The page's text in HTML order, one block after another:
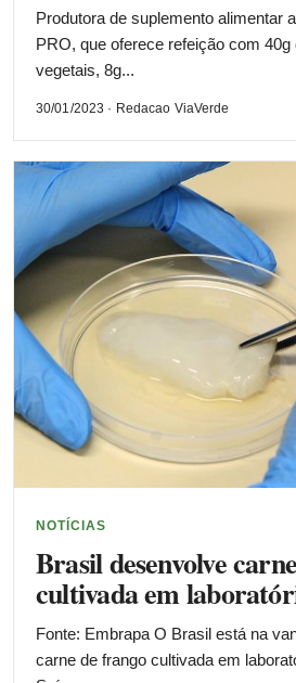
Produtora de suplemento alimentar
PRO, que oferece refeição com 40g
vegetais, 8g...
30/01/2023 · Redacao ViaVerde
NOTÍCIAS
Brasil desenvolve
cultivada em
Fonte: Embrapa O Brasil está na
carne de frango cultivada em